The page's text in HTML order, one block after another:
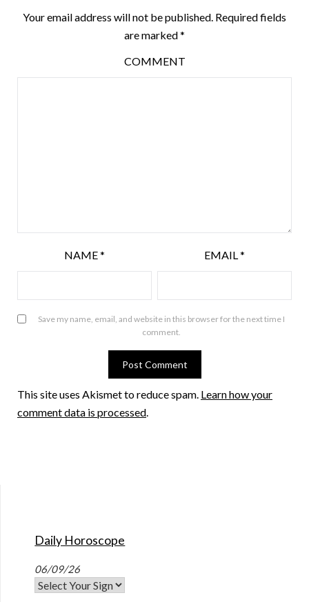
Your email address will not be published. Required fields
are marked*
COMMENT
NAME* EMAIL *
Save my name, email, and website in this browser for the next time I
comment.
This site uses Akismet to reduce spam. Learn how your
comment data is processed
Daily Horoscope
06/09/26